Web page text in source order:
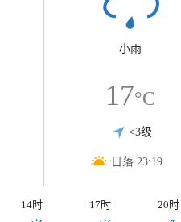
小雨
17°C
<3级
日落 23:19
14时 17时 20时